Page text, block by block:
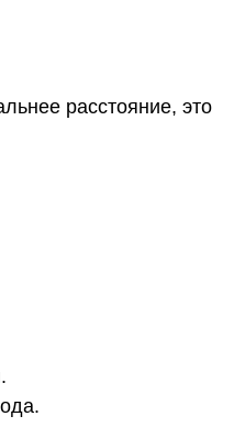
расстояние, это